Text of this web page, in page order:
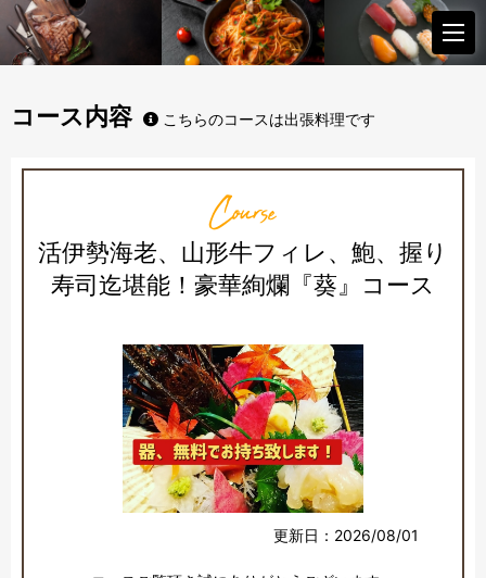
コース内容 こちらのコースは出張料理です
Course
活伊勢海老、山形牛フィレ、鮑、握り
寿司迄堪能！豪華絢爛『葵』コース
更新日：2026/08/01